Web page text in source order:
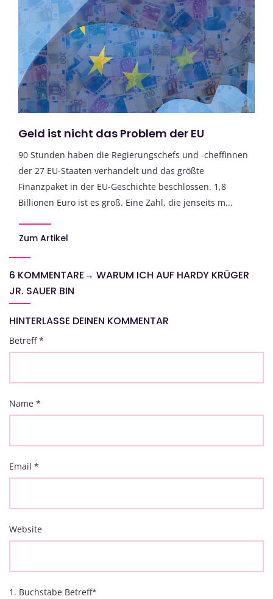
Geld ist nicht das Problem der EU
90 Stunden haben die Regierungschefs und -cheffinnen
der 27 EU-Staaten verhandelt und das größte
Finanzpaket in der EU-Geschichte beschlossen. 1,8
Billionen Euro ist es groß. Eine Zahl, die jenseits m...
Zum Artikel
6 KOMMENTARE→ WARUM ICH AUF HARDY KRÜGER
JR. SAUER BIN
HINTERLASSE DEINEN KOMMENTAR
Betreff*
Name *
Email *
Website
1. Buchstabe Betreff*